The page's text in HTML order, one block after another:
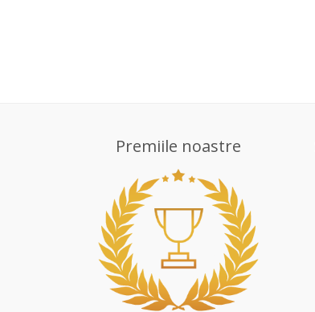
Premiile noastre